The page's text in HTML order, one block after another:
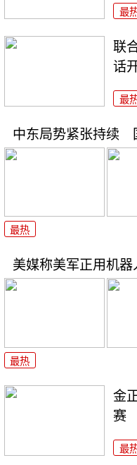
最
联
话
最
中东局势紧张持续
最热
美媒称美军正用机
最热
金
赛
最